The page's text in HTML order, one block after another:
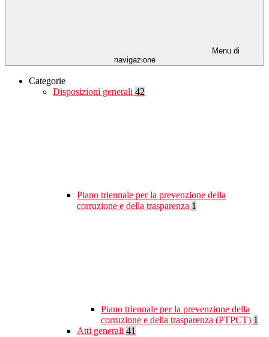
Menu di
navigazione
Categorie
Disposizioni generali 42
Piano triennale per la prevenzione della
corruzione e della trasparenza 1
Piano triennale per la prevenzione della
corruzione e della trasparenza (PTPCT) 1
Atti generali 41